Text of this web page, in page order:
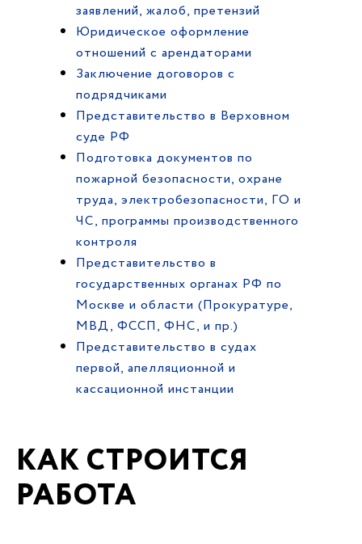
заявлений, жалоб, претензий
Юридическое оформление
отношений с арендаторами
Заключение договоров с
подрядчиками
Представительство в Верховном
суде РФ
Подготовка документов по
пожарной безопасности, охране
труда, электробезопасности, ГО и
ЧС, программы производственного
контроля
Представительство в
государственных органах РФ по
Москве и области (Прокуратуре,
МВД, ФССП, ФНС, и пр.)
Представительство в судах
первой, апелляционной и
кассационной инстанции
КАК СТРОИТСЯ
РАБОТА